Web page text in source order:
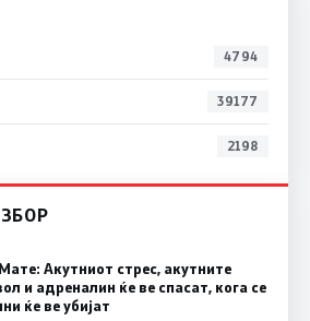
4794
39177
2198
Акутниот стрес, акутните
и адреналин ќе ве спасат, кога се
ќе ве убијат